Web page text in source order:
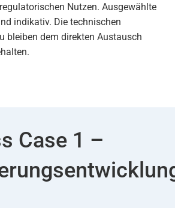
Nutzen. Ausgewählte
indikativ. Die technischen
bleiben dem direkten Austausch
Case 1 –